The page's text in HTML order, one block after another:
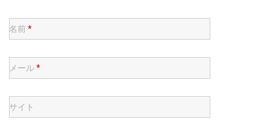
名前*
メール*
サイト